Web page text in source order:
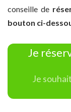
conseille de
bouton ci-
Je
Je